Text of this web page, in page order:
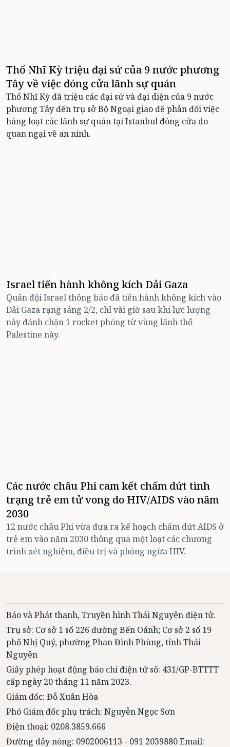
Thổ Nhĩ Kỳ triệu đại sứ của 9 nước phương
Tây về việc đóng cửa lãnh sự quán
Thổ Nhĩ Kỳ đã triệu các đại sứ và đại diện của 9 nước
phương Tây đến trụ sở Bộ Ngoại giao để phản đối việc
hàng loạt các lãnh sự quán tại Istanbul đóng cửa do
quan ngại về an ninh.
Israel tiến hành không kích Dải Gaza
Quân đội Israel thông báo đã tiến hành không kích vào
Dải Gaza rạng sáng 2/2, chỉ vài giờ sau khi lực lượng
này đánh chặn 1 rocket phóng từ vùng lãnh thổ
Palestine này.
Các nước châu Phi cam kết chấm dứt tình
trạng trẻ em tử vong do HIV/AIDS vào năm
2030
12 nước châu Phi vừa đưa ra kế hoạch chấm dứt AIDS ở
trẻ em vào năm 2030 thông qua một loạt các chương
trình xét nghiệm, điều trị và phòng ngừa HIV.
Báo và Phát thanh, Truyền hình Thái Nguyên điện tử.
Trụ sở: Cơ sở 1 số 226 đường Bến Oánh; Cơ sở 2 số 19
phố Nhị Quý, phường Phan Đình Phùng, tỉnh Thái
Nguyên
Giấy phép hoạt động báo chí điện tử số: 431/GP-BTTTT
cấp ngày 20 tháng 11 năm 2023.
Giám đốc: Đỗ Xuân Hòa
Phó Giám đốc phụ trách: Nguyễn Ngọc Sơn
Điện thoại: 0208.3859.666
Đường dây nóng: 0902006113 - 091 2039880 Email: